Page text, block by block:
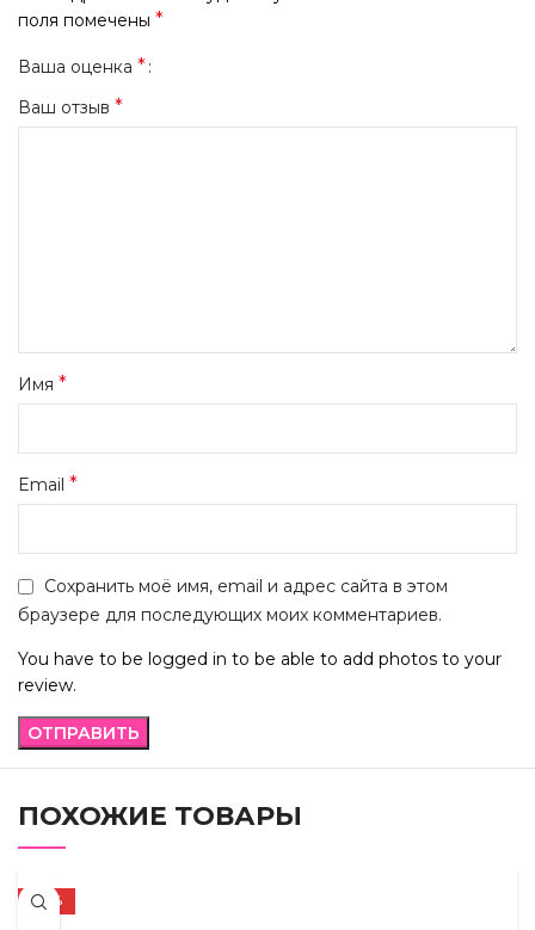
поля помечены *
Ваша оценка *
Ваш отзыв *
Имя *
Email *
Сохранить моё имя, email и адрес сайта в этом
браузере для последующих моих комментариев.
You have to be logged in to be able to add photos to your
review.
ПОХОЖИЕ ТОВАРЫ
-23%